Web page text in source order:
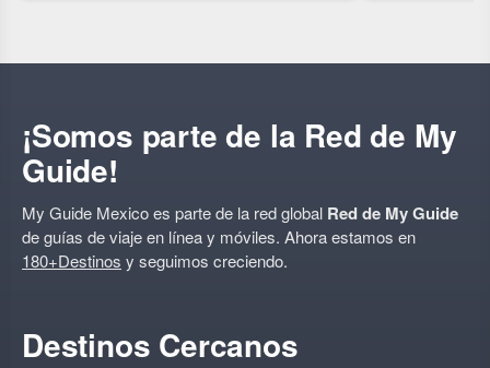
¡Somos parte de la Red de My
Guide!
My Guide Mexico es parte de la red global Red de My Guide
de guías de viaje en línea y móviles. Ahora estamos en
180+Destinos y seguimos creciendo.
Destinos Cercanos